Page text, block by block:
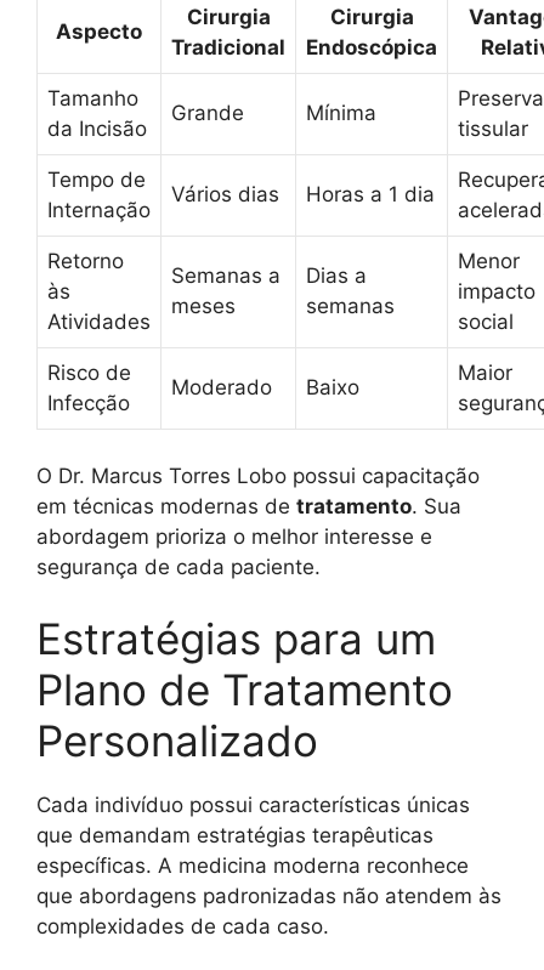
Aspecto
Cirurgia
Tradicional
Cirurgia
Endoscópica
Tamanho
da Incisão
Grande Mínima
tissular
Tempo de
Internação
Vários dias Horas a 1 dia
Retorno
às
Atividades
Semanas a
meses
Dias a
semanas
Menor
impacto
social
Risco de
Infecção
Moderado Baixo
Maior
O Dr. Marcus Torres Lobo possui capacitação
em técnicas modernas de tratamento. Sua
abordagem prioriza o melhor interesse e
segurança de cada paciente.
Estratégias para um
Plano de Tratamento
Personalizado
Cada indivíduo possui características únicas
que demandam estratégias terapêuticas
específicas. A medicina moderna reconhece
que abordagens padronizadas não atendem às
complexidades de cada caso.